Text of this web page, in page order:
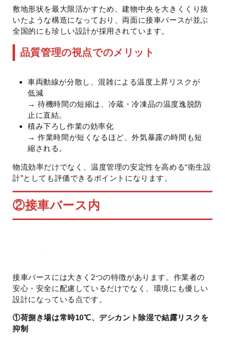
敷地形状を最大限活かすため、建物中央を大きくくり抜
いたような構造になっており、両面に接車バースが並ぶ
全国的にも珍しい設計が採用されています。
品質管理の視点でのメリット
車両動線が分散し、混雑による温度上昇リスクが
低減
→ 待機時間の短縮は、冷蔵・冷凍品の温度逸脱防
止に直結。
積み下ろし作業の効率化
→ 作業時間が短くなるほど、外気暴露の時間も短
縮される。
物流効率だけでなく、温度管理の安定性を高める“衛生設
計”としても評価できるポイントになります。
②接車バース内
接車バースには大きく2つの特徴があります。作業者の
安心・安全に配慮しているだけでなく、環境にも優しい
設計になっている点です。
①荷捌き場は常時10℃、デシカント除湿で結露リスクを
抑制